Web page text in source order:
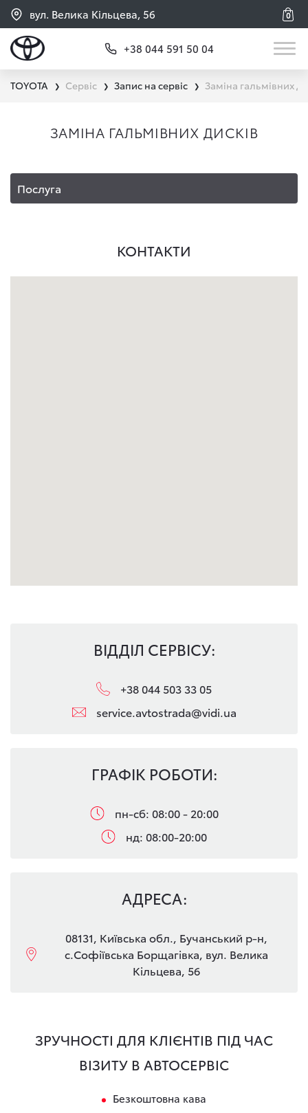
вул. Велика Кільцева, 56 0
+38 044 591 50 04
TOYOTA ❯ Сервіс ❯ Запис на сервіс ❯ Заміна гальмівних
ЗАМІНА ГАЛЬМІВНИХ ДИСКІВ
Послуга
КОНТАКТИ
ВІДДІЛ СЕРВІСУ:
+38 044 503 33 05
service.avtostrada@vidi.ua
ГРАФІК РОБОТИ:
пн-сб: 08:00 - 20:00
нд: 08:00-20:00
АДРЕСА:
08131, Київська обл., Бучанський р-н,
с.Софіївська Борщагівка, вул. Велика
Кільцева, 56
ЗРУЧНОСТІ ДЛЯ КЛІЄНТІВ ПІД ЧАС
ВІЗИТУ В АВТОСЕРВІС
Безкоштовна кава